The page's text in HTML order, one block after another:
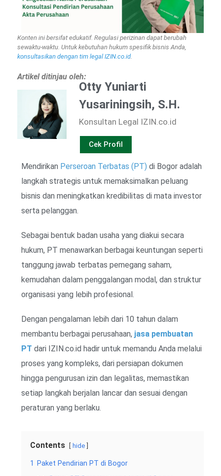
Konten ini bersifat edukatif. Regulasi perizinan dapat berubah
sewaktu-waktu. Untuk kebutuhan hukum spesifik bisnis Anda,
konsultasikan dengan tim legal IZIN.co.id.
Artikel ditinjau oleh:
Otty Yuniarti
Yusariningsih, S.H.
Konsultan Legal IZIN.co.id
Cek Profil
Mendirikan Perseroan Terbatas (PT) di Bogor adalah
langkah strategis untuk memaksimalkan peluang
bisnis dan meningkatkan kredibilitas di mata investor
serta pelanggan.
Sebagai bentuk badan usaha yang diakui secara
hukum, PT menawarkan berbagai keuntungan seperti
tanggung jawab terbatas pemegang saham,
kemudahan dalam penggalangan modal, dan struktur
organisasi yang lebih profesional.
Dengan pengalaman lebih dari 10 tahun dalam
membantu berbagai perusahaan, jasa pembuatan
PT dari IZIN.co.id hadir untuk memandu Anda melalui
proses yang kompleks, dari persiapan dokumen
hingga pengurusan izin dan legalitas, memastikan
setiap langkah berjalan lancar dan sesuai dengan
peraturan yang berlaku.
Contents hide
1
Paket Pendirian PT di Bogor